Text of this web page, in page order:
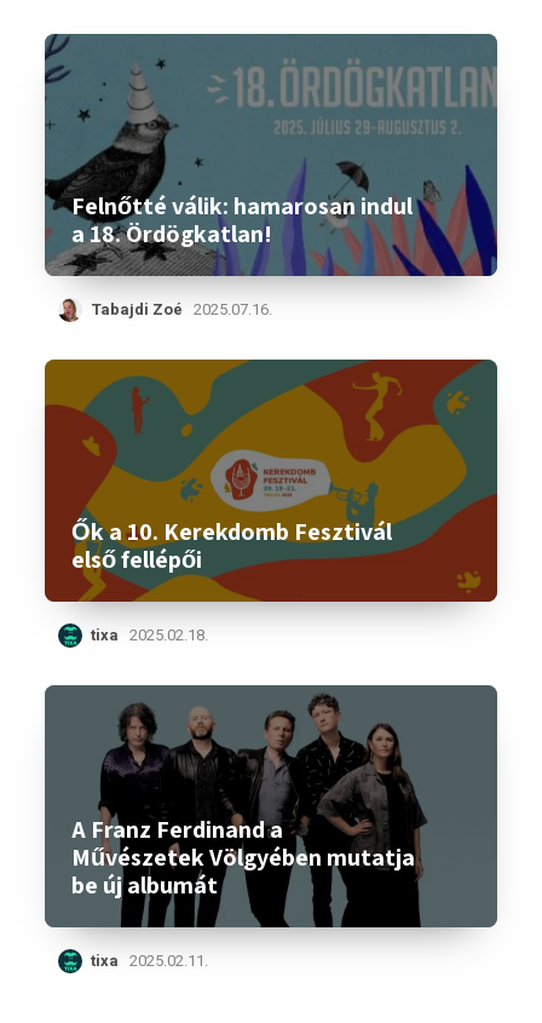
Felnőtté válik: hamarosan indul
a 18. Ördögkatlan!
Tabajdi Zoé 2025.07.16.
Ők a 10. Kerekdomb Fesztivál
első fellépői
tixa 2025.02.18.
A Franz Ferdinand a
Művészetek Völgyében mutatja
be új albumát
tixa 2025.02.11.